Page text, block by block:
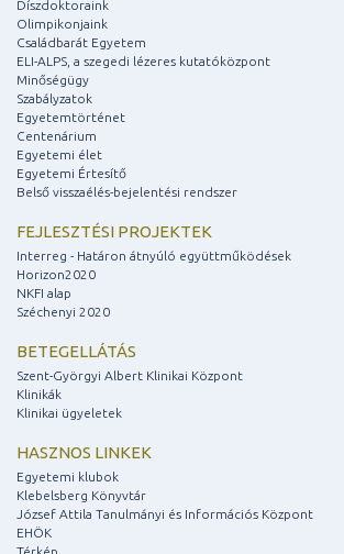
Díszdoktoraink
Olimpikonjaink
Családbarát Egyetem
ELI-ALPS, a szegedi lézeres kutatóközpont
Minőségügy
Szabályzatok
Egyetemtörténet
Centenárium
Egyetemi élet
Egyetemi Értesítő
Belső visszaélés-bejelentési rendszer
FEJLESZTÉSI PROJEKTEK
Interreg - Határon átnyúló együttműködések
Horizon2020
NKFI alap
Széchenyi 2020
BETEGELLÁTÁS
Szent-Györgyi Albert Klinikai Központ
Klinikák
Klinikai ügyeletek
HASZNOS LINKEK
Egyetemi klubok
Klebelsberg Könyvtár
József Attila Tanulmányi és Információs Központ
EHÖK